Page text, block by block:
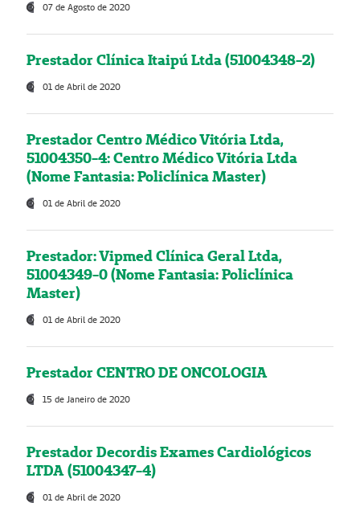
07 de Agosto de 2020
Prestador Clínica Itaipú Ltda (51004348-2)
01 de Abril de 2020
Prestador Centro Médico Vitória Ltda,
51004350-4: Centro Médico Vitória Ltda
(Nome Fantasia: Policlínica Master)
01 de Abril de 2020
Prestador: Vipmed Clínica Geral Ltda,
51004349-0 (Nome Fantasia: Policlínica
Master)
01 de Abril de 2020
Prestador CENTRO DE ONCOLOGIA
15 de Janeiro de 2020
Prestador Decordis Exames Cardiológicos
LTDA (51004347-4)
01 de Abril de 2020